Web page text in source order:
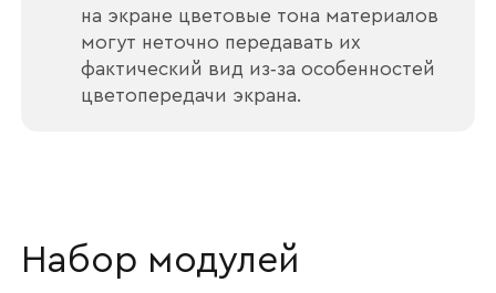
на экране цветовые тона материалов
могут неточно передавать их
фактический вид из‑за особенностей
цветопередачи экрана.
Набор модулей